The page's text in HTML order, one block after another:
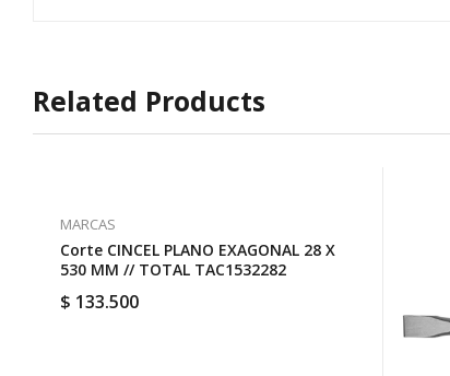
Related Products
MARCAS
Corte CINCEL PLANO EXAGONAL 28 X
530 MM // TOTAL TAC1532282
$ 133.500